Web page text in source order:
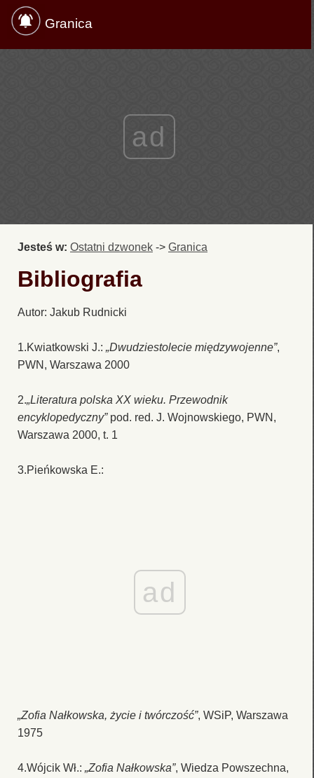
Granica
ad
Jesteś w: Ostatni dzwonek -> Granica
Bibliografia
Autor: Jakub Rudnicki
1.Kwiatkowski J.: „Dwudziestolecie międzywojenne”,
PWN, Warszawa 2000
2.„Literatura polska XX wieku. Przewodnik
encyklopedyczny”pod. red. J. Wojnowskiego, PWN,
Warszawa 2000, t. 1
3.Pieńkowska E.:
ad
„Zofia Nałkowska, życie i twórczość”, WSiP, Warszawa
1975
4.Wójcik Wł.: „Zofia Nałkowska”, Wiedza Powszechna,